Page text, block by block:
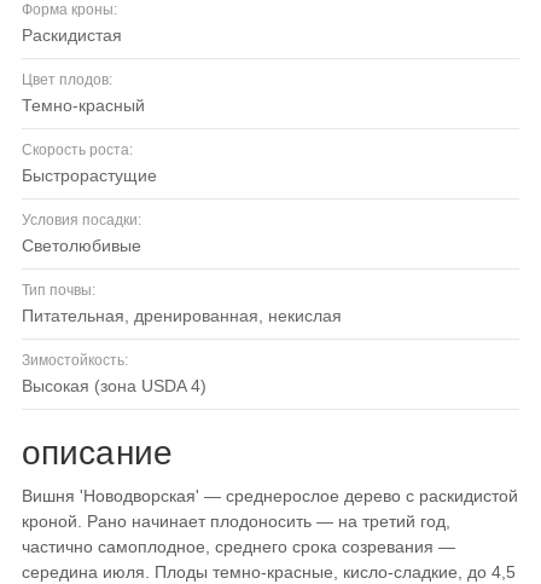
Форма кроны:
раскидистая
Цвет плодов:
темно-красный
Скорость роста:
быстрорастущие
Условия посадки:
светолюбивые
Тип почвы:
питательная, дренированная, некислая
Зимостойкость:
высокая (зона USDA 4)
описание
Вишня 'Новодворская' — среднерослое дерево с раскидистой
кроной. Рано начинает плодоносить — на третий год,
частично самоплодное, среднего срока созревания —
середина июля. Плоды темно-красные, кисло-сладкие, до 4,5